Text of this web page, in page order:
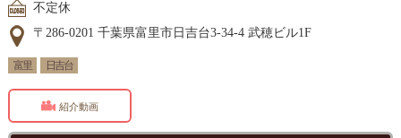
不定休
〒286-0201 千葉県富里市日吉台3-34-4 武穂ビル1F
富里 日吉台
紹介動画